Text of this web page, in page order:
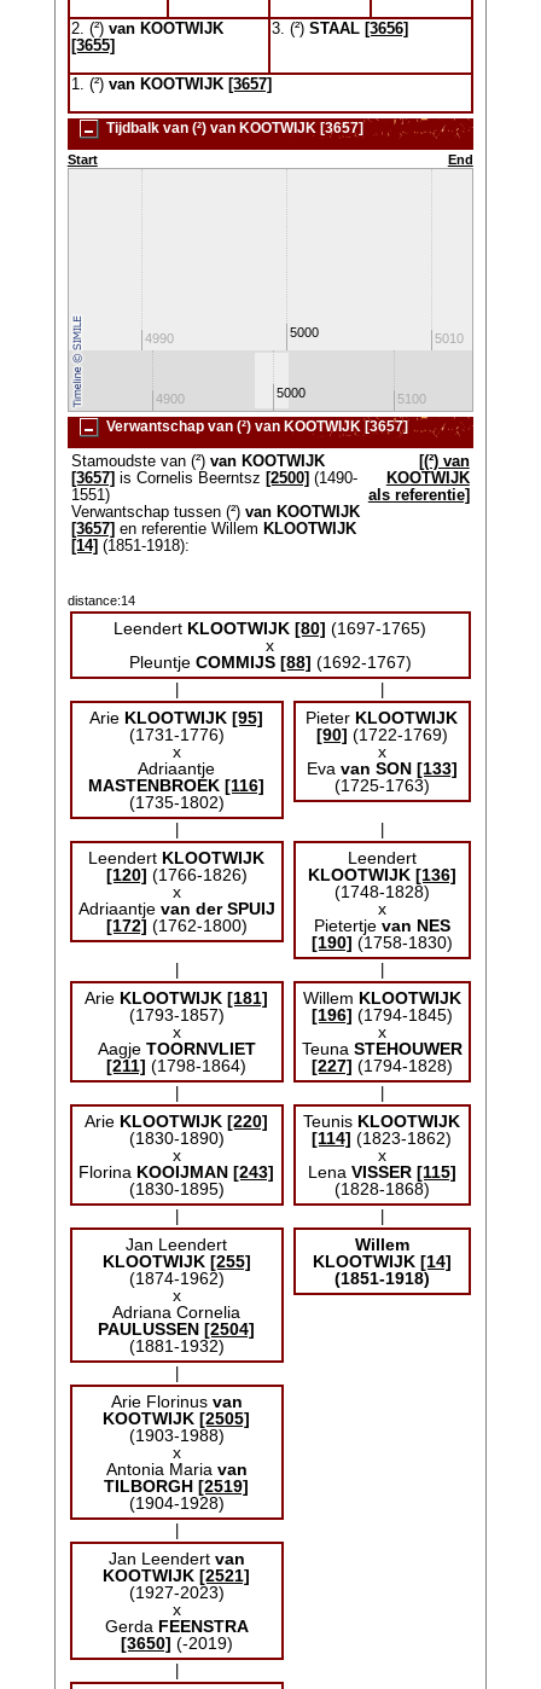
2. (²) van KOOTWIJK
[3655]
3. (²) STAAL [3656]
1. (²) van KOOTWIJK [3657]
Tijdbalk van (²) van KOOTWIJK [3657]
Start End
4990 5000 5010
4900 5000 5100
Verwantschap van (²) van KOOTWIJK [3657]
Stamoudste van (²) van KOOTWIJK
[3657] is Cornelis Beerntsz [2500] (1490-
1551)
Verwantschap tussen (²) van KOOTWIJK
[3657] en referentie Willem KLOOTWIJK
[14] (1851-1918):
[(²) van
KOOTWIJK
als referentie]
distance:14
Leendert KLOOTWIJK [80] (1697-1765)
x
Pleuntje COMMIJS [88] (1692-1767)
Arie KLOOTWIJK [95]
(1731-1776)
x
Adriaantje
MASTENBROEK [116]
(1735-1802)
Pieter KLOOTWIJK
[90] (1722-1769)
x
Eva van SON [133]
(1725-1763)
Leendert KLOOTWIJK
[120] (1766-1826)
x
Adriaantje van der SPUIJ
[172] (1762-1800)
Leendert
KLOOTWIJK [136]
(1748-1828)
x
Pietertje van NES
[190] (1758-1830)
Arie KLOOTWIJK [181]
(1793-1857)
x
Aagje TOORNVLIET
[211] (1798-1864)
Willem KLOOTWIJK
[196] (1794-1845)
x
Teuna STEHOUWER
[227] (1794-1828)
Arie KLOOTWIJK [220]
(1830-1890)
x
Florina KOOIJMAN [243]
(1830-1895)
Teunis KLOOTWIJK
[114] (1823-1862)
x
Lena VISSER [115]
(1828-1868)
Jan Leendert
KLOOTWIJK [255]
(1874-1962)
x
Adriana Cornelia
PAULUSSEN [2504]
(1881-1932)
Willem
KLOOTWIJK [14]
(1851-1918)
Arie Florinus van
KOOTWIJK [2505]
(1903-1988)
x
Antonia Maria van
TILBORGH [2519]
(1904-1928)
Jan Leendert van
KOOTWIJK [2521]
(1927-2023)
x
Gerda FEENSTRA
[3650] (-2019)